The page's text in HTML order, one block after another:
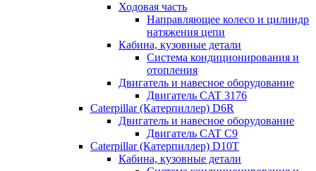
Ходовая часть
Направляющее колесо и цилиндр
натяжения цепи
Кабина, кузовные детали
Система кондиционирования и
отопления
Двигатель и навесное оборудование
Двигатель CAT 3176
Caterpillar (Катерпиллер) D6R
Двигатель и навесное оборудование
Двигатель CAT C9
Caterpillar (Катерпиллер) D10T
Кабина, кузовные детали